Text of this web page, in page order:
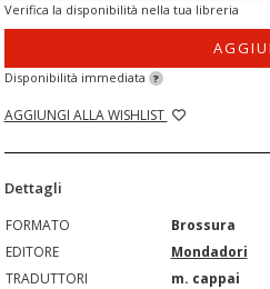
Verifica la disponibilità nella tua libreria
Disponibilità immediata ?
AGGIUNGI ALLA WISHLIST
Dettagli
FORMATO
Brossura
EDITORE
Mondadori
TRADUTTORI
m. cappai